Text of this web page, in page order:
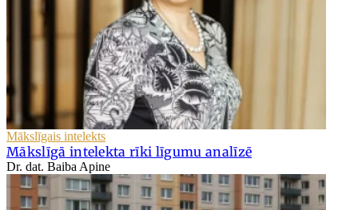
Mākslīgais intelekts
Mākslīgā intelekta rīki līgumu analīzē
Dr. dat. Baiba Apine